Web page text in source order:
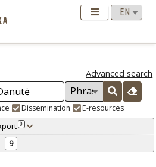
Advanced search
Dissemination E-resources
0
9